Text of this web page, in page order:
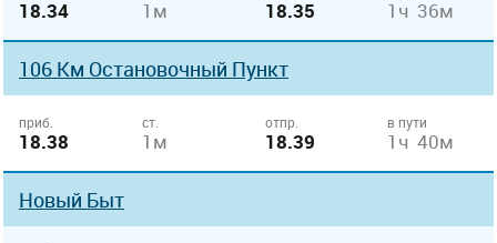
18.34 1м 18.35 1ч 36м
106 Км Остановочный Пункт
приб.
18.38
ст.
1м
отпр.
18.39
в пути
1ч 40м
Новый Быт